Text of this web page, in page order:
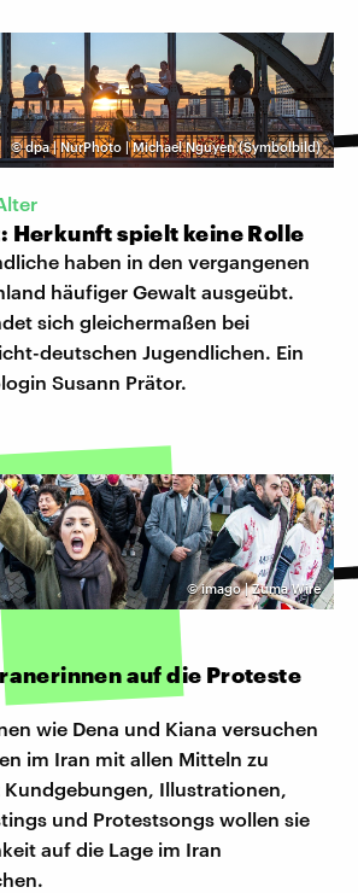
©dpa | NurPhoto | Michael Nguyen (Symbolbild)
Herkunft spielt keine Rolle
haben in den vergangenen
häufiger Gewalt ausgeübt.
sich gleichermaßen bei
deutschen Jugendlichen. Ein
Susann Prätor.
©imago | Zuma Wire
auf die Proteste
wie Dena und Kiana versuchen
im Iran mit allen Mitteln zu
Illustrationen,
und Protestsongs wollen sie
auf die Lage im Iran